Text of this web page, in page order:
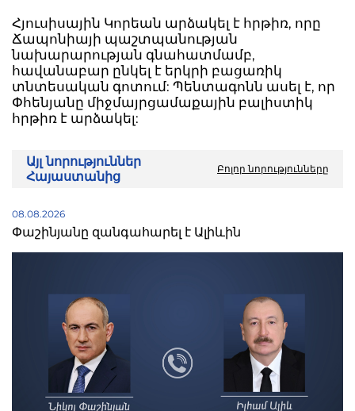
Հյուսիսային Կորեան արձակել է հրթիռ, որը
Ճապոնիայի պաշտպանության
նախարարության գնահատմամբ,
հավանաբար ընկել է երկրի բացառիկ
տնտեսական գոտում: Պենտագոնն ասել է, որ
Փհենյանը միջմայրցամաքային բալիստիկ
հրթիռ է արձակել:
Այլ նորություններ
Հայաստանից
Բոլոր նորությունները
08.08.2026
Փաշինյանը զանգահարել է Ալիևին